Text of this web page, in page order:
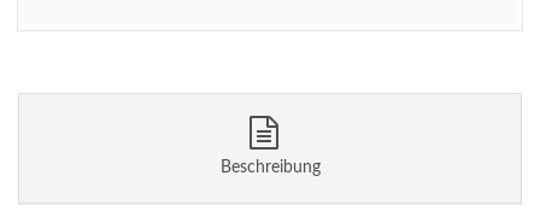
Beschreibung